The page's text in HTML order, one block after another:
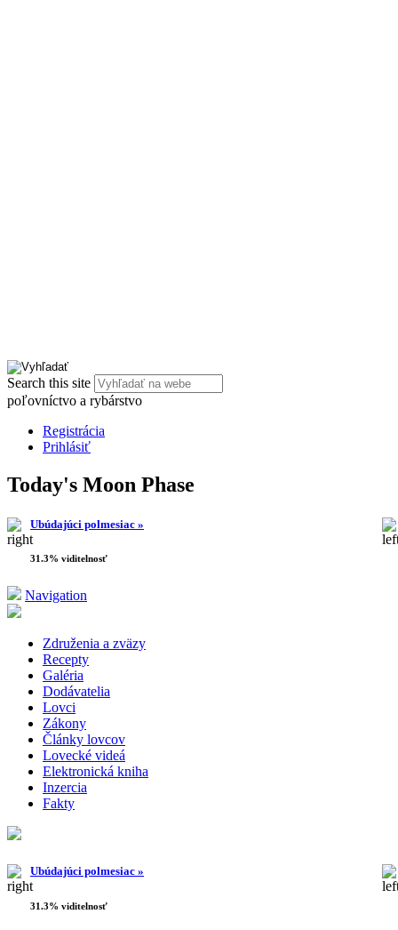
Search this site
poľovníctvo a rybárstvo
Registrácia
Prihlásiť
Today's Moon Phase
Ubúdajúci polmesiac »
31.3% viditelnosť
Navigation
Združenia a zväzy
Recepty
Galéria
Dodávatelia
Lovci
Zákony
Články lovcov
Lovecké videá
Elektronická kniha
Inzercia
Fakty
Ubúdajúci polmesiac »
31.3% viditelnosť